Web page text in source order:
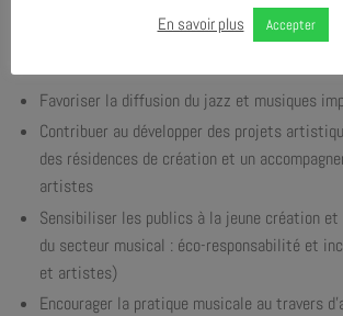
NOS MISSIONS
Favoriser la diffusion du jazz et musiques
Contribuer au développer des projets
des résidences de création et un
artistes
Sensibiliser les publics à la jeune création
du secteur musical : éco-responsabilité et
et artistes)
Encourager la pratique musicale au travers
En savoir plus Accepter